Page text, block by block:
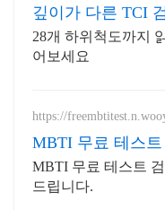
깊이가 다른 TCI
28개 하위척도까지
어보세요
https://
MBTI 무료 테스
MBTI 무료 테스트
드립니다.